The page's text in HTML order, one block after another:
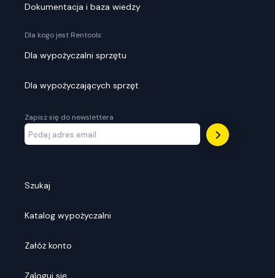
Dokumentacja i baza wiedzy
Dla kogo jest Rentools:
Dla wypożyczalni sprzętu
Dla wypożyczających sprzęt
Zapisz się do newslettera
Szukaj
Katalog wypożyczalni
Załóż konto
Zaloguj się